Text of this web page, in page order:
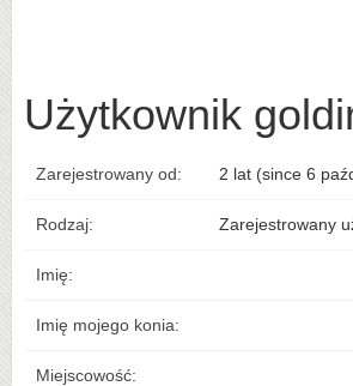
Użytkownik
Zarejestrowany od: 2 lat (since 6
Rodzaj: Zarejestrowany
Imię:
Imię mojego konia:
Miejscowość: